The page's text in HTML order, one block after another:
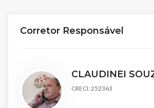
Corretor Responsável
CLAUDINEI
CRECI: 252363